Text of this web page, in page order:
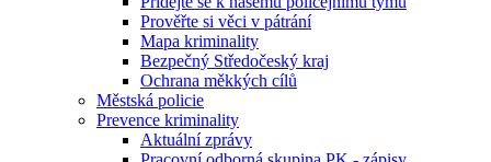
Prověřte si věci v pátrání
Mapa kriminality
Bezpečný Středočeský kraj
Ochrana měkkých cílů
Městská policie
Prevence kriminality
Aktuální zprávy